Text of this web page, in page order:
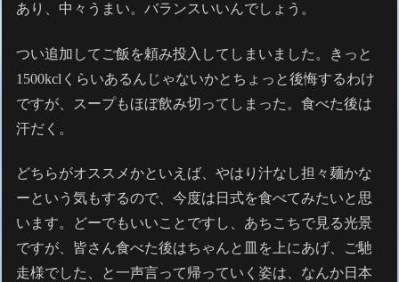
あり、中々うまい。バランスいいんでしょう。
つい追加してご飯を頼み投入してしまいました。きっと
1500kclくらいあるんじゃないかとちょっと後悔するわけ
ですが、スープもほぼ飲み切ってしまった。食べた後は
汗だく。
どちらがオススメかといえば、やはり汁なし担々麺かな
ーという気もするので、今度は日式を食べてみたいと思
います。どーでもいいことですし、あちこちで見る光景
ですが、皆さん食べた後はちゃんと皿を上にあげ、ご馳
走様でした、と一声言って帰っていく姿は、なんか日本